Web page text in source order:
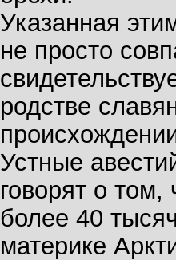
Указанная
не просто
родстве
Устные
говорят о том,
более 40
материке